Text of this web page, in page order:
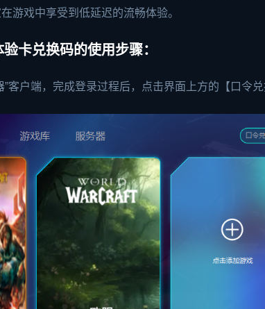
游戏中享受到低延迟的流畅体验。
卡兑换码的使用步骤：
”客户端，完成登录过程后，点击界面上方的【口令